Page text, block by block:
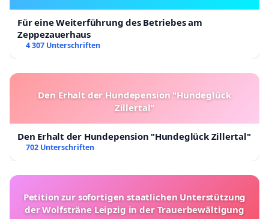
Für eine Weiterführung des Betriebes am
Zeppezauerhaus
4 307 Unterschriften
Den Erhalt der Hundepension "Hundeglück
Zillertal"
Den Erhalt der Hundepension "Hundeglück Zillertal"
702 Unterschriften
Petition zur sofortigen staatlichen Unterstützung
der Wolfsträne Leipzig in der Trauerbewältigung